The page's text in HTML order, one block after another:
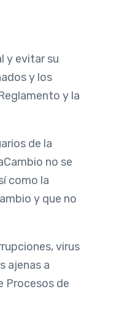
y evitar su
y los
y la
de la
no se
como la
y que no
virus
ajenas a
Procesos de